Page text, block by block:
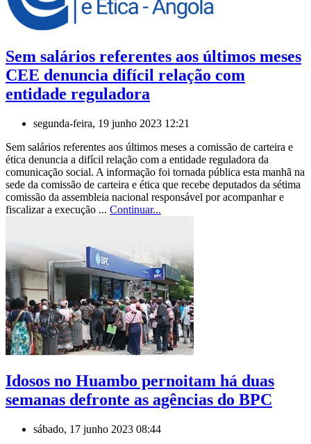
Sem salários referentes aos últimos meses
CEE denuncia difícil relação com
entidade reguladora
segunda-feira, 19 junho 2023 12:21
Sem salários referentes aos últimos meses a comissão de carteira e
ética denuncia a difícil relação com a entidade reguladora da
comunicação social. A informação foi tornada pública esta manhã na
sede da comissão de carteira e ética que recebe deputados da sétima
comissão da assembleia nacional responsável por acompanhar e
fiscalizar a execução ... Continuar...
Idosos no Huambo pernoitam há duas
semanas defronte as agências do BPC
sábado, 17 junho 2023 08:44